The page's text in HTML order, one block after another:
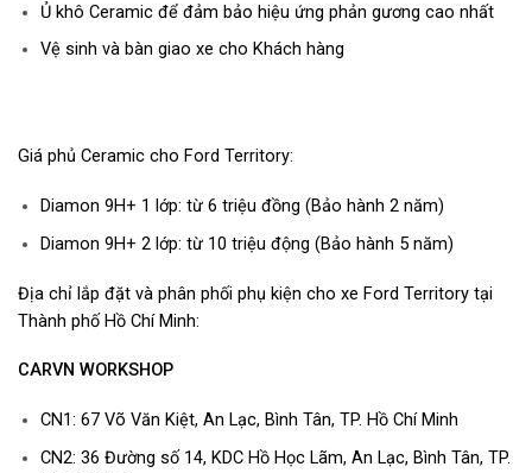
Ủ khô Ceramic để đảm bảo hiệu ứng phản gương cao nhất
Vệ sinh và bàn giao xe cho Khách hàng
Giá phủ Ceramic cho Ford Territory:
Diamon 9H+ 1 lớp: từ 6 triệu đồng (Bảo hành 2 năm)
Diamon 9H+ 2 lớp: từ 10 triệu động (Bảo hành 5 năm)
Địa chỉ lắp đặt và phân phối phụ kiện cho xe Ford Territory tại
Thành phố Hồ Chí Minh:
CARVN WORKSHOP
CN1: 67 Võ Văn Kiệt, An Lạc, Bình Tân, TP. Hồ Chí Minh
CN2: 36 Đường số 14, KDC Hồ Học Lãm, An Lạc, Bình Tân, TP.